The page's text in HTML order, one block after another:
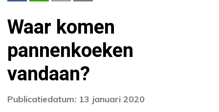
Waar komen
pannenkoeken
vandaan?
Publicatiedatum: 13 januari 2020